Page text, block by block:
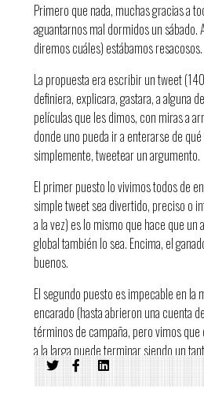
Primero que nada, muchas gracias a
aguantarnos mal dormidos un sábado.
diremos cuáles) estábamos resacosos.
La propuesta era escribir un tweet
definiera, explicara, gastara, a alguna
películas que les dimos, con miras a
donde uno pueda ir a enterarse de
simplemente, tweetear un argumento.
El primer puesto lo vivimos todos de
simple tweet sea divertido, preciso o
a la vez) es lo mismo que hace que un
global también lo sea. Encima, el
buenos.
El segundo puesto es impecable en la
encarado (hasta abrieron una cuenta
términos de campaña, pero vimos que
a la larga puede terminar siendo un
se le busque una vueltita más, que es
puesto, que sigue un razonamiento
arriba. Una de las menciones también